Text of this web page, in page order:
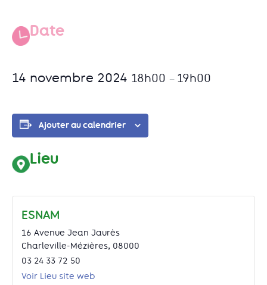
Date
14 novembre 2024 18h00 – 19h00
Ajouter au calendrier
Lieu
ESNAM
16 Avenue Jean Jaurès
Charleville-Mézières, 08000
03 24 33 72 50
Voir Lieu site web